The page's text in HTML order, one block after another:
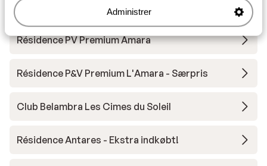
Administrer
Spa
Résidence PV Premium Amara
Résidence P&V Premium L'Amara - Særpris
Club Belambra Les Cimes du Soleil
Résidence Antares - Ekstra indkøbt!